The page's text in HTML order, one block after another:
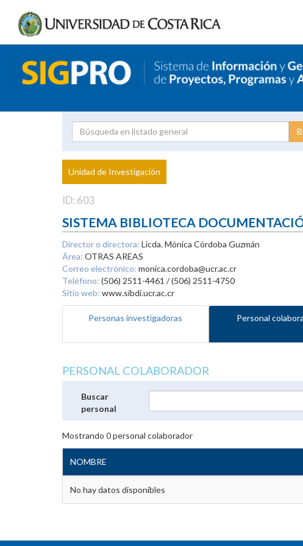
Proyecto
Investigador
Unidad de Investigación
ID: 603
SISTEMA BIBLIOTECA
Director o directora: Licda. Mónica Córdoba Guzmán
Área: OTRAS AREAS
Correo electrónico: monica.cordoba@ucr.ac.cr
Teléfono: (506) 2511-4461 / (506) 2511-4750
Sitio web: www.sibdi.ucr.ac.cr
Personas investigadoras Personal
PERSONAL COLABORADOR
Buscar
personal
Mostrando 0personal colaborador
NOMBRE
No hay datos disponibles